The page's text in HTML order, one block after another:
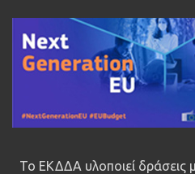
Το ΕΚΔΔΑ υλοποιεί δράσεις